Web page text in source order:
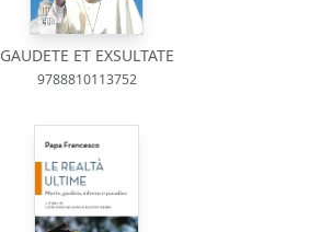
GAUDETE ET EXSULTATE
9788810113752